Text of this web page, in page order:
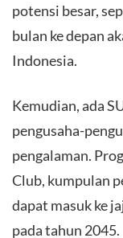
potensi besar,
bulan ke depan
Indonesia.
Kemudian, ada
pengusaha-
pengalaman.
Club, kumpulan
dapat masuk ke
pada tahun 2045.